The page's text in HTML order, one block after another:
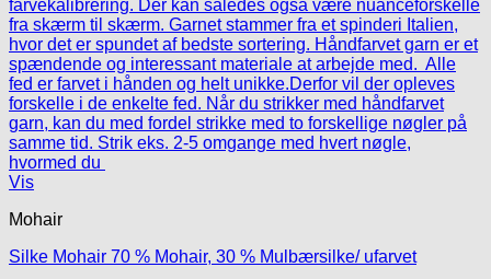
Vis
Mohair
Silke Mohair 70 % Mohair, 30 % Mulbærsilke/ ufarvet